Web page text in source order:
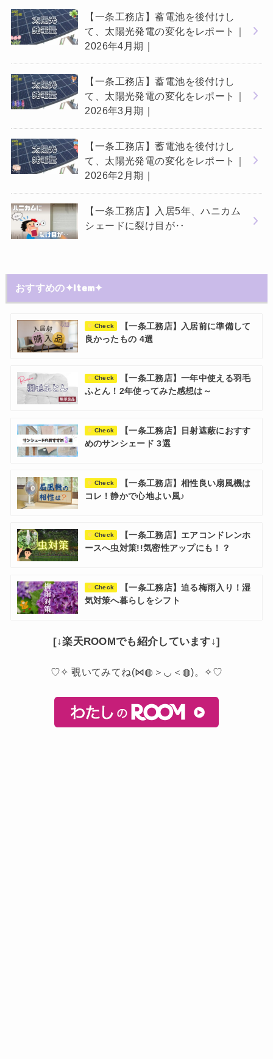
【一条工務店】蓄電池を後付けし
て、太陽光発電の変化をレポート｜
2026年4月期｜
【一条工務店】蓄電池を後付けし
て、太陽光発電の変化をレポート｜
2026年3月期｜
【一条工務店】蓄電池を後付けし
て、太陽光発電の変化をレポート｜
2026年2月期｜
【一条工務店】入居5年、ハニカム
シェードに裂け目が‥
おすすめの✦Item✦
Check
【一条工務店】入居前に準備して
良かったもの 4選
Check
【一条工務店】一年中使える羽毛
ふとん！2年使ってみた感想は～
Check
【一条工務店】日射遮蔽におすす
めのサンシェード 3選
Check
【一条工務店】相性良い扇風機は
コレ！静かで心地よい風♪
Check
【一条工務店】エアコンドレンホ
ースへ虫対策!!気密性アップにも！？
Check
【一条工務店】迫る梅雨入り！湿
気対策へ暮らしをシフト
[↓楽天ROOMでも紹介しています↓]
♡✧ 覗いてみてね(⋈◍＞◡＜◍)。✧♡